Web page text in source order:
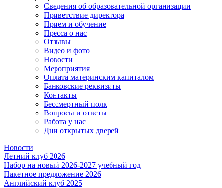
Сведения об образовательной организации
Приветствие директора
Прием и обучение
Пресса о нас
Отзывы
Видео и фото
Новости
Мероприятия
Оплата материнским капиталом
Банковские реквизиты
Контакты
Бессмертный полк
Вопросы и ответы
Работа у нас
Дни открытых дверей
Новости
Летний клуб 2026
Набор на новый 2026-2027 учебный год
Пакетное предложение 2026
Английский клуб 2025